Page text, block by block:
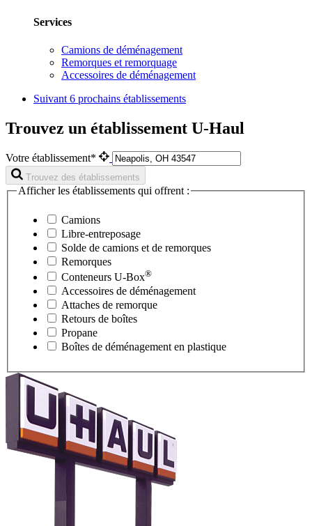
Services
Camions de déménagement
Remorques et remorquage
Accessoires de déménagement
Suivant 6 prochains établissements
Trouvez un établissement U-Haul
Votre établissement*
Trouvez des établissements
Afficher les établissements qui offrent :
Camions
Libre-entreposage
Solde de camions et de remorques
Remorques
Conteneurs U-Box®
Accessoires de déménagement
Attaches de remorque
Retours de boîtes
Propane
Boîtes de déménagement en plastique